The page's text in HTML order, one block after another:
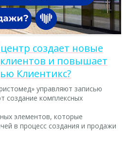
создает новые
и повышает
Клиентикс?
управляют записью
создание комплексных
элементов, которые
в процесс создания и продажи